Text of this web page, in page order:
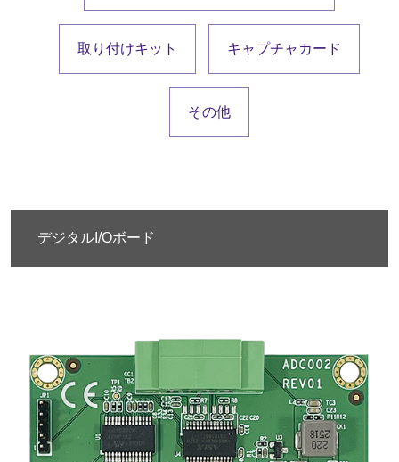
取り付けキット キャプチャカード
その他
デジタルI/Oボード